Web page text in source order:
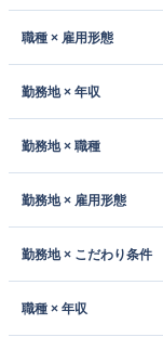
職種 × 雇用形態
勤務地 × 年収
勤務地 × 職種
勤務地 × 雇用形態
勤務地 × こだわり条件
職種 × 年収